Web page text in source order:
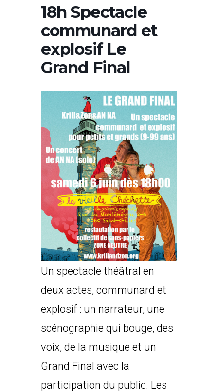
18h Spectacle
communard et
explosif Le
Grand Final
Un spectacle théâtral en
deux actes, communard et
explosif : un narrateur, une
scénographie qui bouge, des
voix, de la musique et un
Grand Final avec la
participation du public. Les